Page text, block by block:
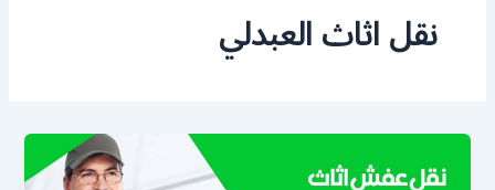
نقل اثاث العبدلي